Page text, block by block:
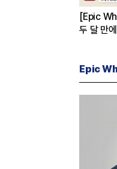
[Epic
두 달 만
Epic